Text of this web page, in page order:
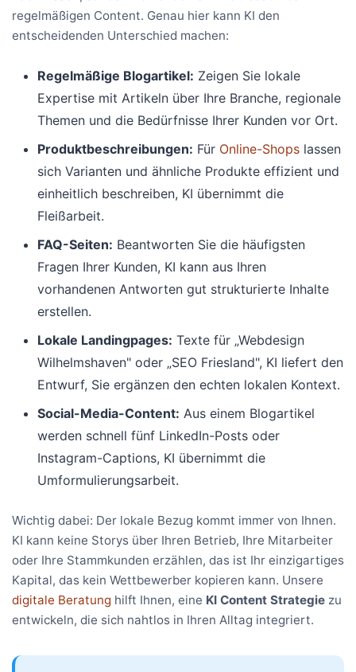
regelmäßigen Content. Genau hier kann KI den
entscheidenden Unterschied machen:
Regelmäßige Blogartikel: Zeigen Sie lokale
Expertise mit Artikeln über Ihre Branche, regionale
Themen und die Bedürfnisse Ihrer Kunden vor Ort.
Produktbeschreibungen: Für Online-Shops lassen
sich Varianten und ähnliche Produkte effizient und
einheitlich beschreiben, KI übernimmt die
Fleißarbeit.
FAQ-Seiten: Beantworten Sie die häufigsten
Fragen Ihrer Kunden, KI kann aus Ihren
vorhandenen Antworten gut strukturierte Inhalte
erstellen.
Lokale Landingpages: Texte für „Webdesign
Wilhelmshaven" oder „SEO Friesland", KI liefert den
Entwurf, Sie ergänzen den echten lokalen Kontext.
Social-Media-Content: Aus einem Blogartikel
werden schnell fünf LinkedIn-Posts oder
Instagram-Captions, KI übernimmt die
Umformulierungsarbeit.
Wichtig dabei: Der lokale Bezug kommt immer von Ihnen.
KI kann keine Storys über Ihren Betrieb, Ihre Mitarbeiter
oder Ihre Stammkunden erzählen, das ist Ihr einzigartiges
Kapital, das kein Wettbewerber kopieren kann. Unsere
digitale Beratung hilft Ihnen, eine KI Content Strategie zu
entwickeln, die sich nahtlos in Ihren Alltag integriert.